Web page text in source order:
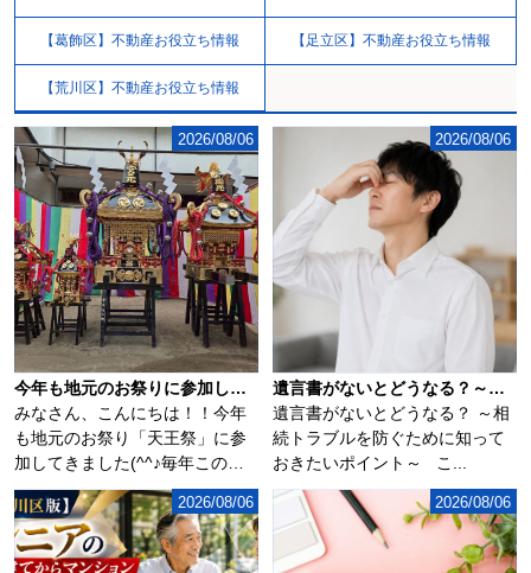
【葛飾区】不動産お役立ち情報 【足立区】不動産お役立ち情報
【荒川区】不動産お役立ち情報
今年も地元のお祭りに参加してきました(^^♪
みなさん、こんにちは！！今年
も地元のお祭り「天王祭」に参
加してきました(^^♪毎年この時
期になるとソ...
2026/08/06
遺言書がないとどうなる？～相続トラブルを防ぐために知っておきたいポイント～
遺言書がないとどうなる？ ～相
続トラブルを防ぐために知って
おきたいポイント～ こ...
2026/08/06
2026/08/06 2026/08/06